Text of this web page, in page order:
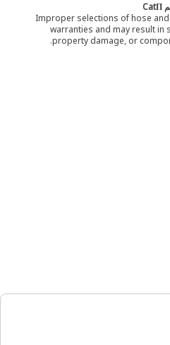
Improper selections of hose
warranties and may result
property damage, or